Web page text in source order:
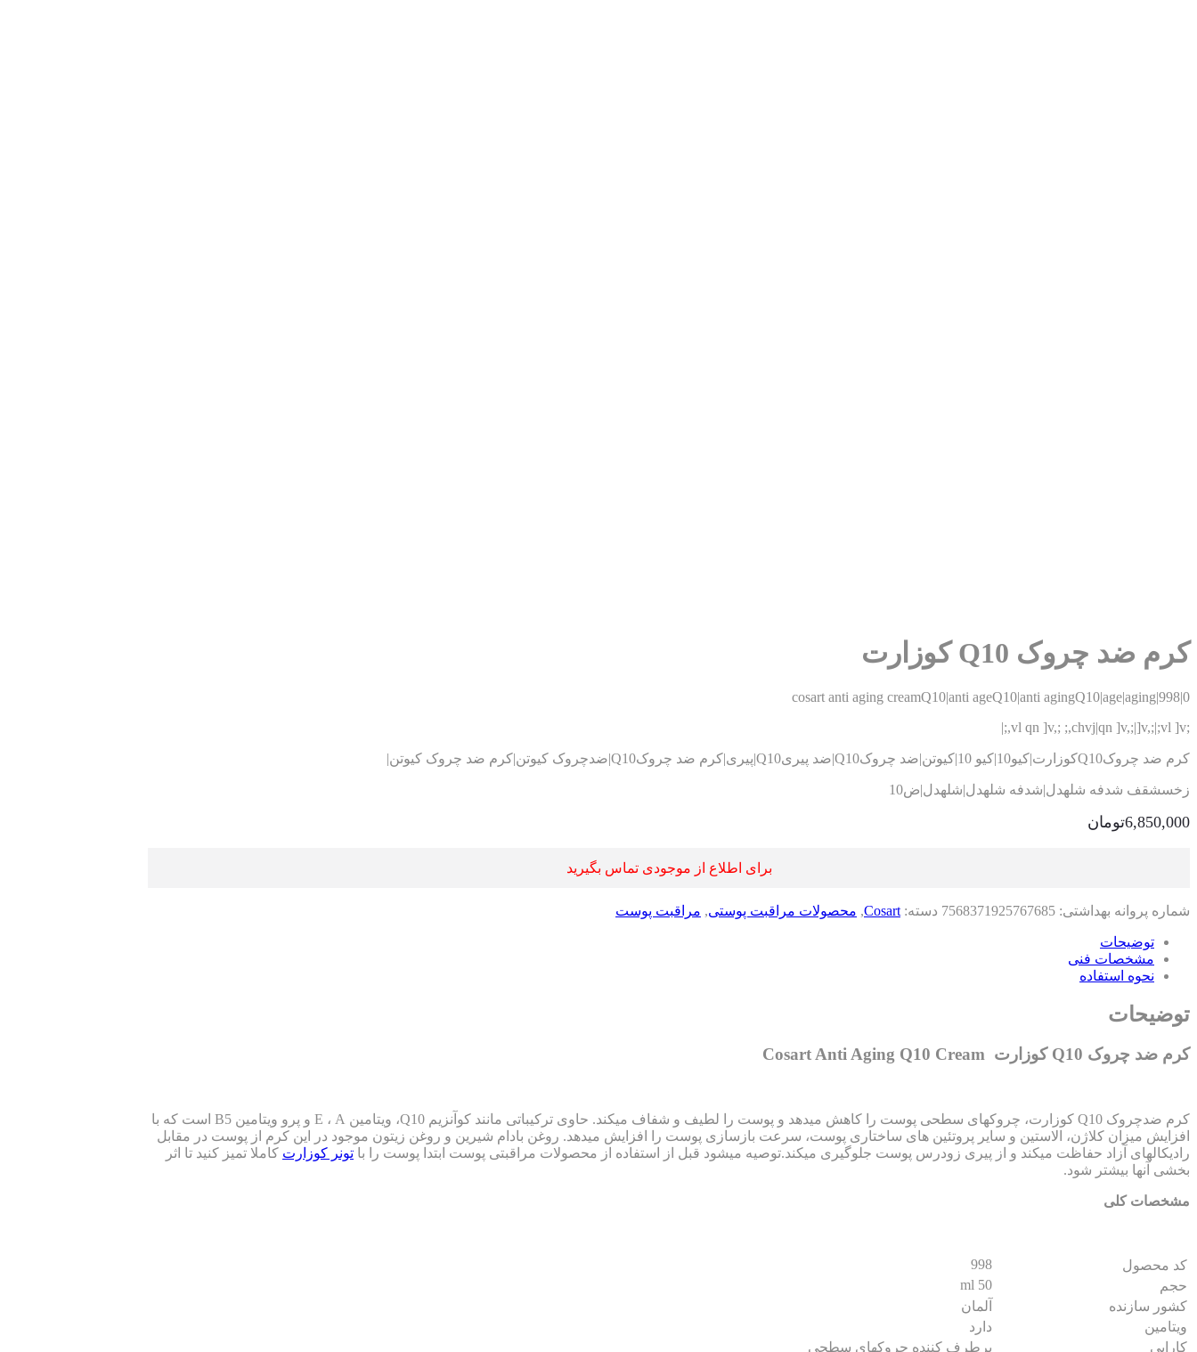
کرم ضد چروک Q10 کوزارت
cosart anti aging creamQ10|anti ageQ10|anti agingQ10|age|aging|998|0
;vl qn ]v,; ;,chvj|qn ]v,;|]v,;|;vl ]v,;|
کرم ضد چروکQ10کوزارت|کیو10|کیو 10|کیوتن|ضد چروکQ10|ضد پیریQ10|پیری|کرم ضد چروکQ10|ضدچروک کیوتن|کرم ضد چروک کیوتن|
زخسشقف شدفه شلهدل|شدفه شلهدل|شلهدل|ض10
6,850,000تومان
برای اطلاع از موجودی تماس بگیرید
شماره پروانه بهداشتی: 7568371925767685 دسته: Cosart
, محصولات مراقبت پوستی, مراقبت پوست
توضیحات
مشخصات فنی
نحوه استفاده
توضیحات
کرم ضد چروک Q10 کوزارت Cosart Anti Aging Q10 Cream
کرم ضدچروک Q10 کوزارت، چروکهای سطحی پوست را کاهش میدهد و پوست را لطیف و شفاف میکند. حاوی ترکیباتی مانند کوآنزیم Q10، ویتامین E ، A و پرو ویتامین B5 است که با
افزایش میزان کلاژن، الاستین و سایر پروتئین های ساختاری پوست، سرعت بازسازی پوست را افزایش میدهد. روغن بادام شیرین و روغن زیتون موجود در این کرم از پوست در مقابل
رادیکالهای آزاد حفاظت میکند و از پیری زودرس پوست جلوگیری میکند.توصیه میشود قبل از استفاده از محصولات مراقبتی پوست ابتدا پوست را با تونر کوزارت کاملا تمیز کنید تا اثر
بخشی آنها بیشتر شود.
مشخصات کلی
کد محصول
998
حجم
50 ml
کشور سازنده
آلمان
ویتامین
دارد
کارایی
برطرف کننده چروکهای سطحی